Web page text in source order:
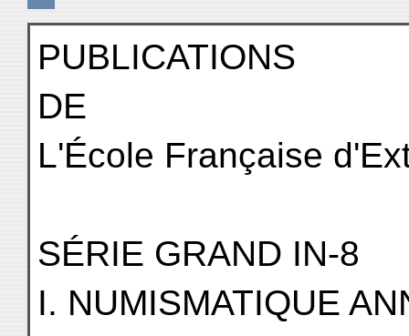
PUBLICATIONS
DE
L'École Française
SÉRIE GRAND IN-8
I. NUMISMATIQUE